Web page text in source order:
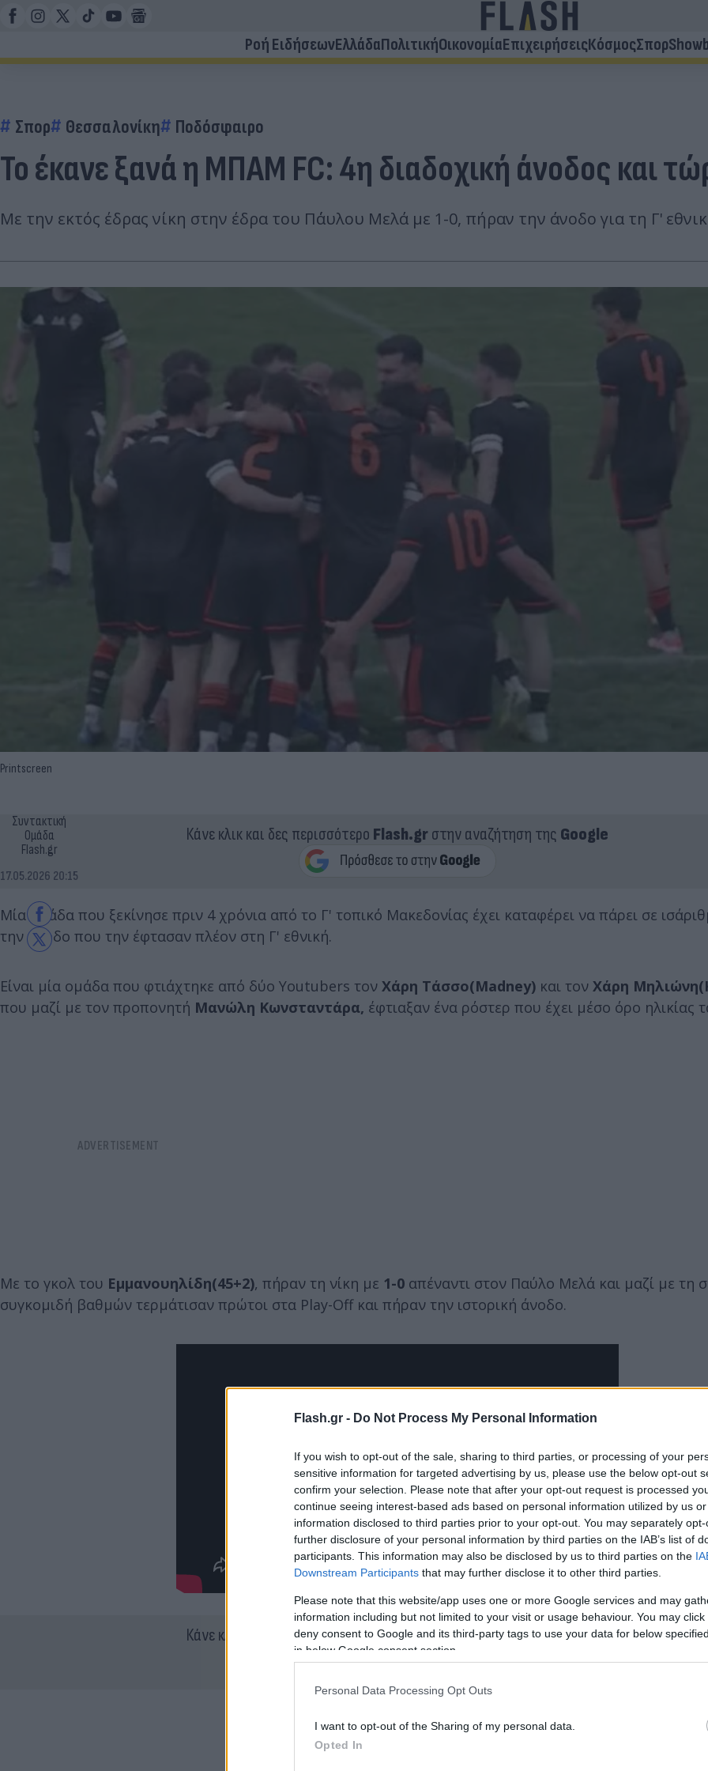
Flash.gr - Do Not Process My Personal Information
If you wish to opt-out of the sale, sharing to third parties, or processing of your
sensitive information for targeted advertising by us, please use the below opt-out
confirm your selection. Please note that after your opt-out request is processed
continue seeing interest-based ads based on personal information utilized by us
information disclosed to third parties prior to your opt-out. You may separately
further disclosure of your personal information by third parties on the IAB’s list of
participants. This information may also be disclosed by us to third parties on the
Downstream Participants that may further disclose it to other third parties.
Please note that this website/app uses one or more Google services and may
information including but not limited to your visit or usage behaviour. You may
deny consent to Google and its third-party tags to use your data for below
in below Google consent section.
Personal Data Processing Opt Outs
I want to opt-out of the Sharing of my personal data.
Opted In
Ροή ΕιδήσεωνΕλλάδαΠολιτικήΟικονομίαΕπιχειρήσειςΚόσμοςΣπορ
Σπορ Θεσσαλονίκη Ποδόσφαιρο
Το έκανε ξανά η ΜΠΑΜ FC: 4η διαδοχική άνοδος και
Με την εκτός έδρας νίκη στην έδρα του Πα΄΄υλου Μελά με 1-0, πήραν την άνοδο για τη Γ'
Printscreen
Συντακτική
Ομάδα
Flash.gr
17.05.2026 20:15
Κάνε κλικ και δες περισσότερο Flash.grστην αναζήτηση της Google
Μία ομάδα που ξεκίνησε πριν 4 χρόνια από το Γ' τοπικό Μακεδονίας έχει καταφέρει να πάρει σε
την άνοδο που την έφτασαν πλέον στη Γ' εθνική.
Είναι μία ομάδα που φτιάχτηκε από δύο Youtubers τον Χάρη Τάσσο(Madney) και τον Χάρη
που μαζί με τον προπονητή Μανώλη Κωνσταντάρα, έφτιαξαν ένα ρόστερ που έχει μέσο όρο ηλικίας
Με το γκολ του Εμμανουηλίδη(45+2), πήραν τη νίκη με 1-0 απέναντι στον Παύλο Μελά και μαζί με τη
συγκομιδή βαθμών τερμάτισαν πρώτοι στα Play-Off και πήραν την ιστορική άνοδο.
Κάνε κλικ και δες περισσότεροFlash.grστην αναζήτηση τηςGoogle